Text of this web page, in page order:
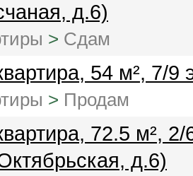
д.6)
> Сдам
54 м², 7/9
> Продам
72.5 м², 2/
д.6)